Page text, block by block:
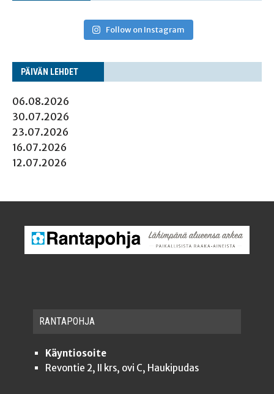
Follow on Instagram
PÄI­VÄN LEHDET
06.08.2026
30.07.2026
23.07.2026
16.07.2026
12.07.2026
RAN­TA­POH­JA
Käyntiosoite
Revontie 2, II krs, ovi C, Haukipudas